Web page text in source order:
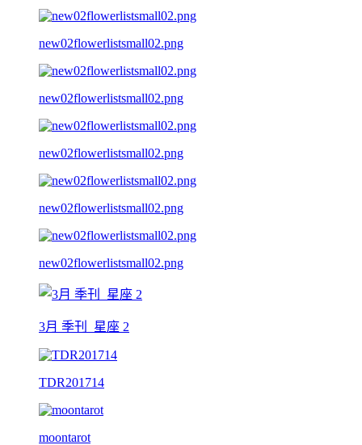
new02flowerlistsmall02.png
new02flowerlistsmall02.png
new02flowerlistsmall02.png
new02flowerlistsmall02.png
new02flowerlistsmall02.png
3月 季刊_星座 2
TDR201714
moontarot